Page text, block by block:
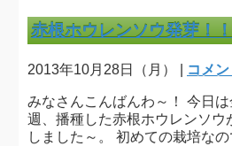
赤根ホウレンソウ発芽！！
2013年10月28日（月） | コメ
みなさんこんばんわ～！ 今日
週、播種した赤根ホウレンソウ
しました～。 初めての栽培な